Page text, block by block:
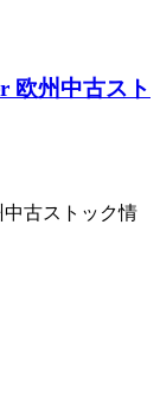
欧州中古スト
中古ストック情